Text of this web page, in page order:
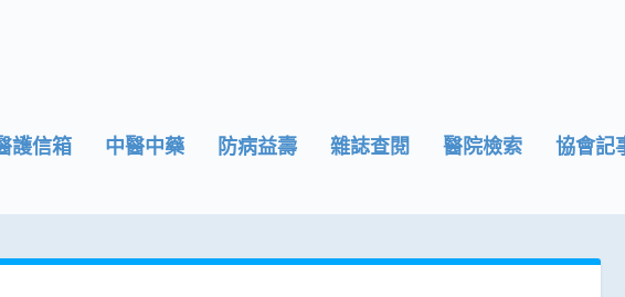
護信箱 中醫中藥 防病益壽 雜誌查閱 醫院檢索 協會記